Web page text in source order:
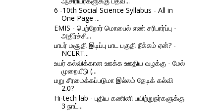
6 -10th Social Science Syllabus - All in
One Page ...
EMIS - பெற்றோர் மொபைல் எண் சரிபார்ப்பு -
அதிர்ச்சி...
பாபர் மசூதி இடிப்பு பாட பகுதி நீக்கம் ஏன்? -
NCERT...
உயர் கல்விக்கான ஊக்க ஊதிய வழக்கு - மேல்
முறையீடு (...
மறு சீரமைக்கப்படுமா இல்லம் தேடிக் கல்வி
2.0?
Hi-tech lab - புதிய கணினி பயிற்றுநர்களுக்கு
3 நாட்...